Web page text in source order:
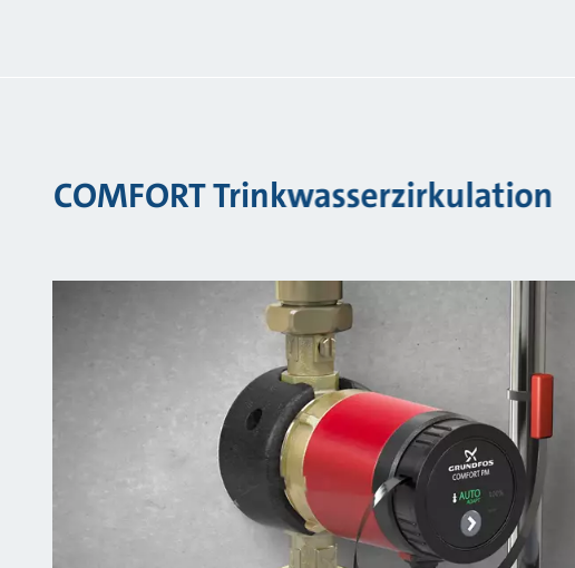
COMFORT Trinkwasserzirkulation